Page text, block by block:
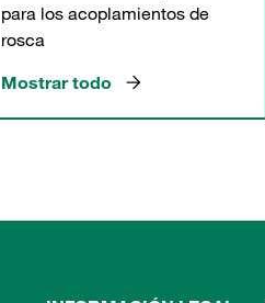
para los acoplamientos de
rosca
Mostrar todo